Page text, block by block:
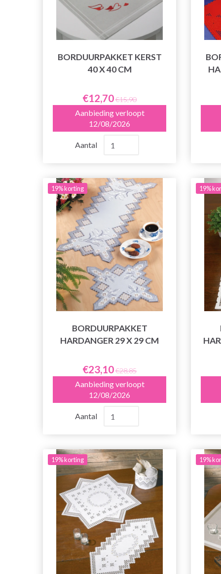
BORDUURPAKKET KERST
40 X 40 CM
€12,70€15,90
Aanbieding verloopt
12/08/2026
Aantal
19% korting
BORDUURPAKKET
HARDANGER 29 X 29 CM
€23,10€28,85
Aanbieding verloopt
12/08/2026
Aantal
19%
19% korting 19%